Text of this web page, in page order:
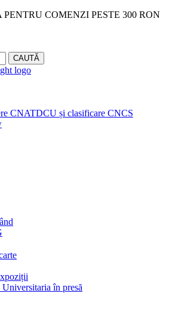
COMENZI PESTE 300 RON
CAUTĂ
CNATDCU și clasificare CNCS
în presă